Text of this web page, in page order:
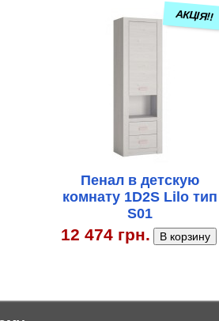
АКЦІЯ!!
Пенал в детскую
комнату 1D2S Lilo тип
S01
12 474 грн.